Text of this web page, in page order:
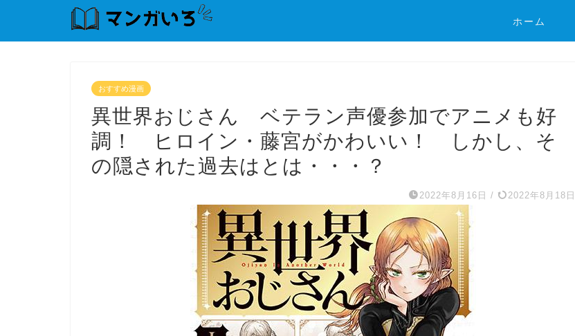
ホーム
おすすめ漫画
異世界おじさん ベテラン声優参加でアニメも好
調！ ヒロイン・藤宮がかわいい！ しかし、そ
の隠された過去はとは・・・？
2022年8月16日 / 2022年8月18日